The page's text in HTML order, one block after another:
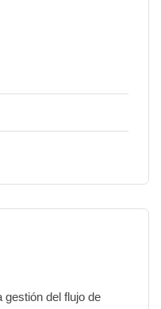
gestión del flujo de